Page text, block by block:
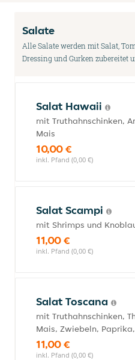
Salate
Alle Salate werden mit Salat,
Dressing und Gurken zubereitet
Salat Hawaii
mit Truthahnschinken,
Mais
10,00 €
inkl. Pfand (0,00 €)
Salat Scampi
mit Shrimps und
11,00 €
inkl. Pfand (0,00 €)
Salat Toscana
mit Truthahnschinken,
Mais, Zwiebeln,
11,00 €
inkl. Pfand (0,00 €)